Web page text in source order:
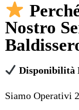
Nostro
Disponibilità
Siamo Operativi